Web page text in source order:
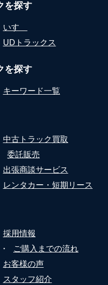
を探す
いすゞ
UDトラックス
を探す
キーワード一覧
中古トラック買取
委託販売
出張商談サービス
レンタカー・短期リース
採用情報
・
ご購入までの流れ
お客様の声
スタッフ紹介